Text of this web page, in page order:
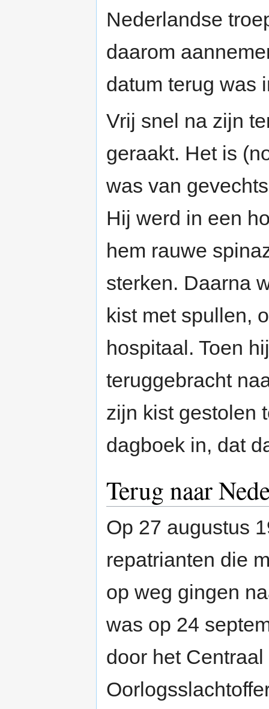
Nederlandse
daarom
datum terug was
Vrij snel na zijn
geraakt. Het is
was van
Hij werd in een
hem rauwe
sterken. Daarna
kist met spullen,
hospitaal. Toen
teruggebracht
zijn kist gestolen
dagboek in, dat
Terug naar
Op 27 augustus
repatrianten die
op weg gingen
was op 24
door het